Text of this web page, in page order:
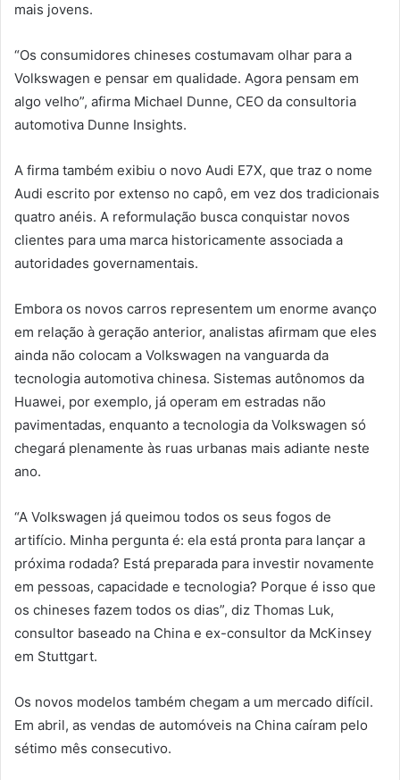
mais jovens.
“Os consumidores chineses costumavam olhar para a
Volkswagen e pensar em qualidade. Agora pensam em
algo velho”, afirma Michael Dunne, CEO da consultoria
automotiva Dunne Insights.
A firma também exibiu o novo Audi E7X, que traz o nome
Audi escrito por extenso no capô, em vez dos tradicionais
quatro anéis. A reformulação busca conquistar novos
clientes para uma marca historicamente associada a
autoridades governamentais.
Embora os novos carros representem um enorme avanço
em relação à geração anterior, analistas afirmam que eles
ainda não colocam a Volkswagen na vanguarda da
tecnologia automotiva chinesa. Sistemas autônomos da
Huawei, por exemplo, já operam em estradas não
pavimentadas, enquanto a tecnologia da Volkswagen só
chegará plenamente às ruas urbanas mais adiante neste
ano.
“A Volkswagen já queimou todos os seus fogos de
artifício. Minha pergunta é: ela está pronta para lançar a
próxima rodada? Está preparada para investir novamente
em pessoas, capacidade e tecnologia? Porque é isso que
os chineses fazem todos os dias”, diz Thomas Luk,
consultor baseado na China e ex-consultor da McKinsey
em Stuttgart.
Os novos modelos também chegam a um mercado difícil.
Em abril, as vendas de automóveis na China caíram pelo
sétimo mês consecutivo.